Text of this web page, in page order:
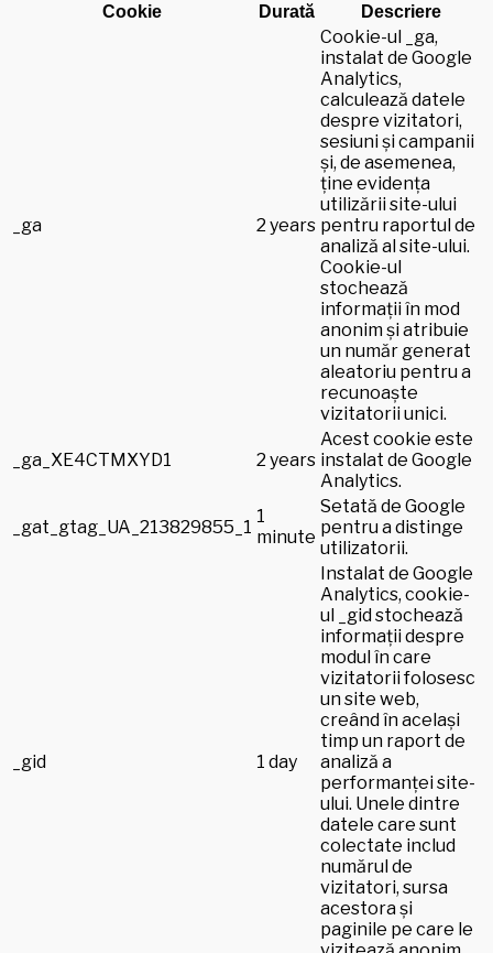
Cookie Durată Descriere
_ga 2 years
Cookie-ul _ga,
instalat de Google
Analytics,
calculează datele
despre vizitatori,
sesiuni și campanii
și, de asemenea,
ține evidența
utilizării site-ului
pentru raportul de
analiză al site-ului.
Cookie-ul
stochează
informații în mod
anonim și atribuie
un număr generat
aleatoriu pentru a
recunoaște
vizitatorii unici.
_ga_XE4CTMXYD1 2 years
Acest cookie este
instalat de Google
Analytics.
_gat_gtag_UA_213829855_1
1
minute
Setată de Google
pentru a distinge
utilizatorii.
_gid 1 day
Instalat de Google
Analytics, cookie-
ul _gid stochează
informații despre
modul în care
vizitatorii folosesc
un site web,
creând în același
timp un raport de
analiză a
performanței site-
ului. Unele dintre
datele care sunt
colectate includ
numărul de
vizitatori, sursa
acestora și
paginile pe care le